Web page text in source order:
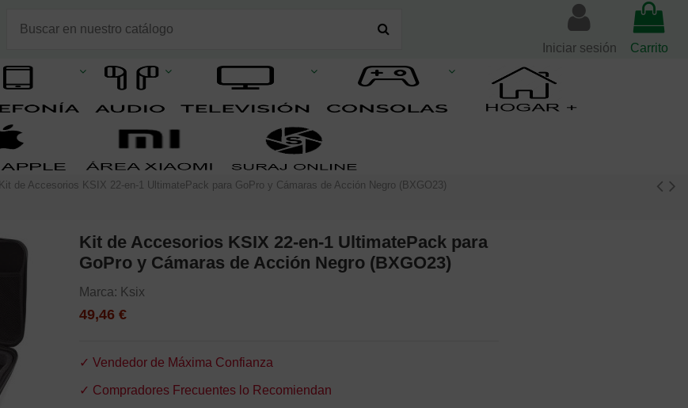
Iniciar sesión Carrito
Kit de Accesorios KSIX 22-en-1 UltimatePack para GoPro y Cámaras de Acción Negro (BXGO23)
Kit de Accesorios KSIX 22-en-1 UltimatePack para
GoPro y Cámaras de Acción Negro (BXGO23)
Marca: Ksix
49,46 €
✓ Vendedor de Máxima Confianza
✓ Compradores Frecuentes lo Recomiendan